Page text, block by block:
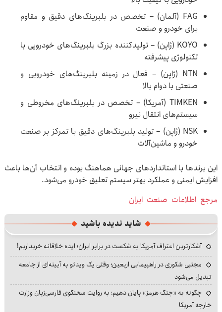
FAG (آلمان) – تخصص در بلبرینگ‌های دقیق و مقاوم
برای خودرو و صنعت
KOYO (ژاپن) – تولیدکننده بزرگ بلبرینگ‌های خودرویی با
تکنولوژی پیشرفته
NTN (ژاپن) – فعال در زمینه بلبرینگ‌های خودرویی و
صنعتی با دوام بالا
TIMKEN (آمریکا) – تخصص در بلبرینگ‌های مخروطی و
سیستم‌های انتقال نیرو
NSK (ژاپن) – تولید بلبرینگ‌های دقیق با تمرکز بر صنعت
خودرو و ماشین‌آلات
این برندها با استانداردهای جهانی هماهنگ بوده و انتخاب آن‌ها باعث
افزایش ایمنی و عملکرد بهتر سیستم تعلیق خودرو می‌شود.
مرجع اطلاعات صنعت ایران
شاید ندیده باشید
آشکارترین اعتراف آمریکا به شکست در برابر ایران؛ ایده خلاقانه خریداریم!
مجتبی شکوری در راهپیمایی اربعین؛ وقتی یک ویدئو به آیینه‌ای از جامعه
تبدیل می‌شود
چگونه به «جنگ هرمز» پایان دهیم؛ به روایت سخنگوی فارسی‌زبان وزارت
خارجه آمریکا